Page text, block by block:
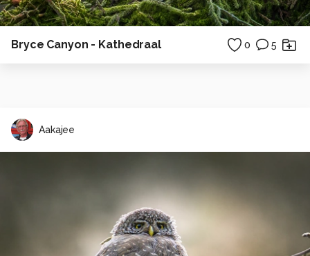
Bryce Canyon - Kathedraal 0 5
Aakajee